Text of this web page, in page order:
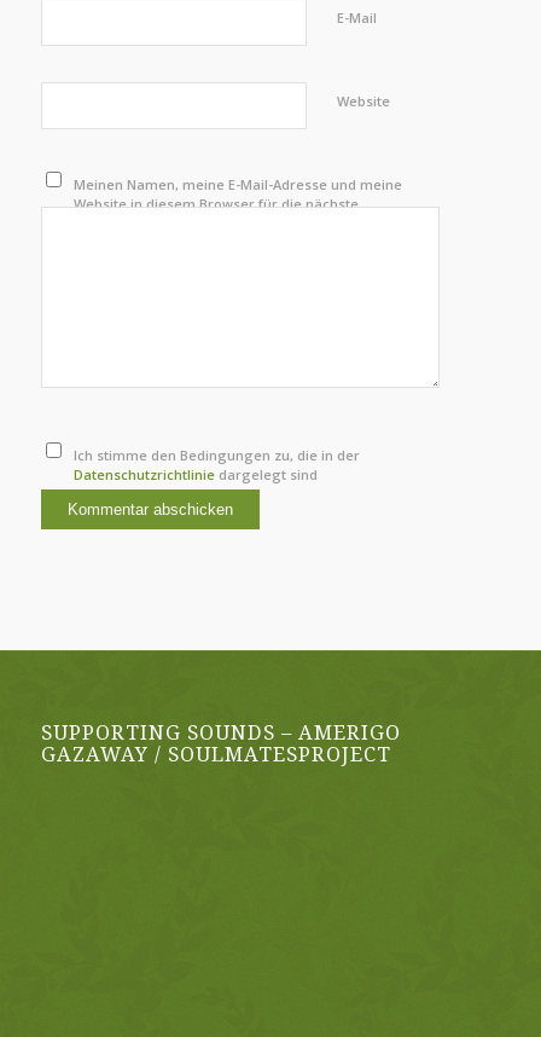
E-Mail
Website
Meinen Namen, meine E-Mail-Adresse und meine
Website in diesem Browser für die nächste
Ich stimme den Bedingungen zu, die in der
Datenschutzrichtlinie dargelegt sind
SUPPORTING SOUNDS – AMERIGO
GAZAWAY / SOULMATESPROJECT